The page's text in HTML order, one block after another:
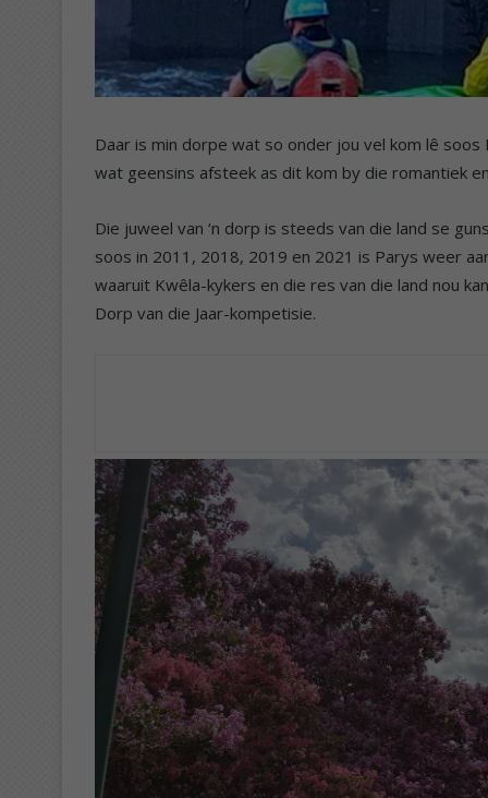
Daar is min dorpe wat so onder jou vel kom lê
wat geensins afsteek as dit kom by die romantiek
Die juweel van ‘n dorp is steeds van die land se
soos in 2011, 2018, 2019 en 2021 is Parys weer
waaruit Kwêla-kykers en die res van die land nou
Dorp van die Jaar-kompetisie.